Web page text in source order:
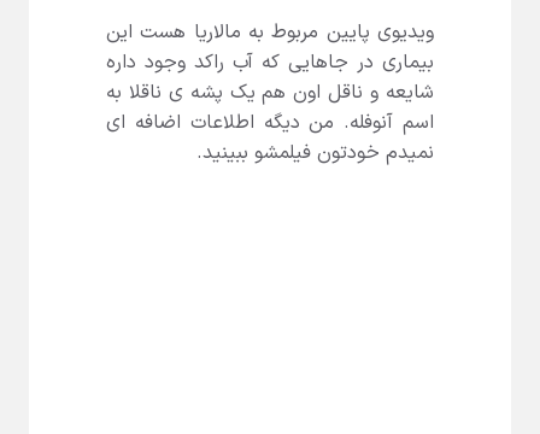
ویدیوی پایین مربوط به مالاریا هست این
بیماری در جاهایی که آب راکد وجود داره
شایعه و ناقل اون هم یک پشه ی ناقلا به
اسم آنوفله. من دیگه اطلاعات اضافه ای
نمیدم خودتون فیلمشو ببینید.